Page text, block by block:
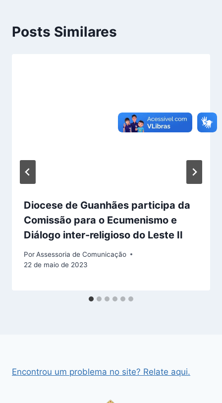
Posts Similares
Diocese de Guanhães participa da
Comissão para o Ecumenismo e
Diálogo inter-religioso do Leste II
PorAssessoria de Comunicação
22 de maio de 2023
Encontrou um problema no site? Relate aqui.